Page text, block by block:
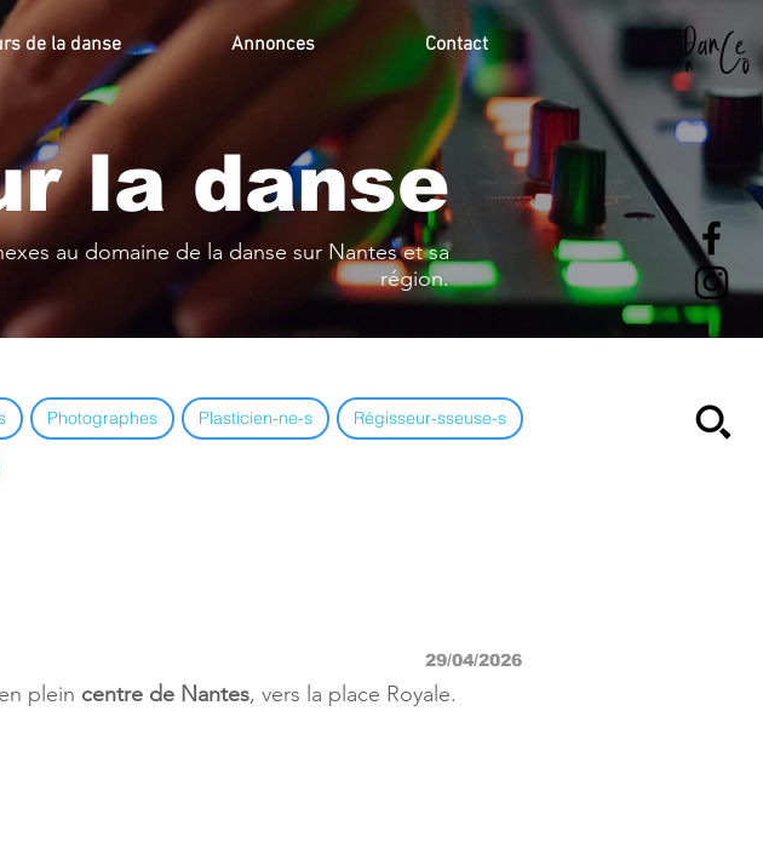
de la danse Annonces Contact
la danse
au domaine de la danse sur Nantes et sa
région.
Photographes Plasticien-ne-s Régisseur-sseuse-s
29/04/2026
plein centre de Nantes, vers la place Royale.